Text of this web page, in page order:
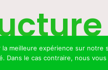
meilleure expérience sur
Dans le cas contraire, nous